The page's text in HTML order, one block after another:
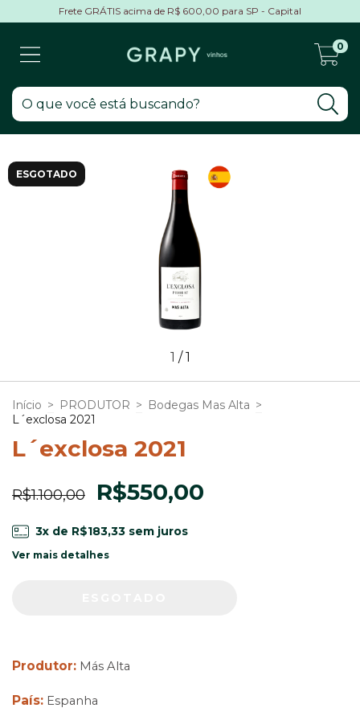
Frete GRÁTIS acima de R$ 600,00 para SP - Capital
0
ESGOTADO
1 /1
Início > PRODUTOR > Bodegas Mas Alta >
L´exclosa 2021
L´exclosa 2021
R$1.100,00 R$550,00
3x de R$183,33sem juros
Ver mais detalhes
Produtor: Más Alta
País: Espanha